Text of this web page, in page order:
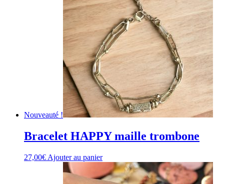
Nouveauté !
Bracelet HAPPY maille trombone
27,00€ Ajouter au panier